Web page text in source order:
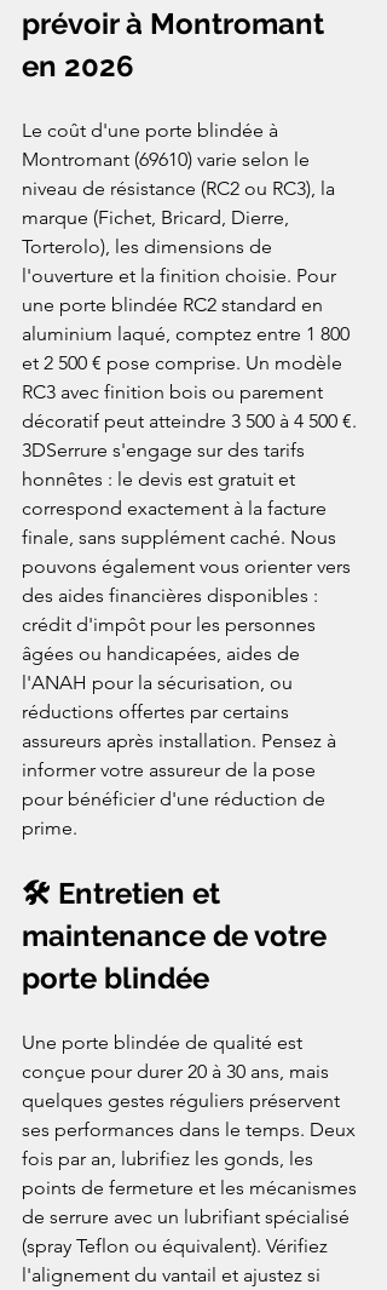
prévoir à Montromant
en 2026
Le coût d'une porte blindée à
Montromant (69610) varie selon le
niveau de résistance (RC2 ou RC3), la
marque (Fichet, Bricard, Dierre,
Torterolo), les dimensions de
l'ouverture et la finition choisie. Pour
une porte blindée RC2 standard en
aluminium laqué, comptez entre 1 800
et 2 500 € pose comprise. Un modèle
RC3 avec finition bois ou parement
décoratif peut atteindre 3 500 à 4 500 €.
3DSerrure s'engage sur des tarifs
honnêtes : le devis est gratuit et
correspond exactement à la facture
finale, sans supplément caché. Nous
pouvons également vous orienter vers
des aides financières disponibles :
crédit d'impôt pour les personnes
âgées ou handicapées, aides de
l'ANAH pour la sécurisation, ou
réductions offertes par certains
assureurs après installation. Pensez à
informer votre assureur de la pose
pour bénéficier d'une réduction de
prime.
🛠️ Entretien et
maintenance de votre
porte blindée
Une porte blindée de qualité est
conçue pour durer 20 à 30 ans, mais
quelques gestes réguliers préservent
ses performances dans le temps. Deux
fois par an, lubrifiez les gonds, les
points de fermeture et les mécanismes
de serrure avec un lubrifiant spécialisé
(spray Teflon ou équivalent). Vérifiez
l'alignement du vantail et ajustez si